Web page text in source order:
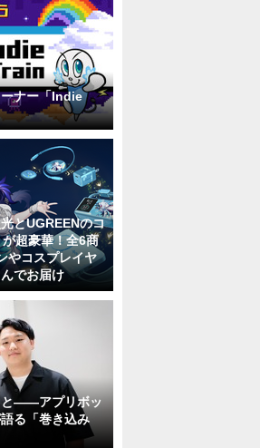
ナー「Indie
とUGREENのコ
超豪華！全6商
やコスプレイヤ
でお届け
と――アプリボッ
る「巻き込み